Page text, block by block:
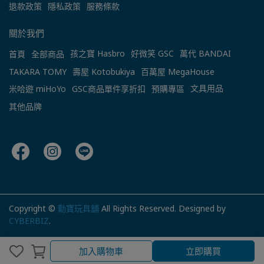
加入購物車 立即購買
退款政策 隱私政策 服務條款
關於我們
首頁 全部商品 孩之寶 Hasbro 好微笑 GSC
萬代 BANDAI
TAKARA TOMY 壽屋 Kotobukiya
百萬屋 MegaHouse
米哈遊 miHoYo GSC商品單件享折扣 預購專區 文具用品
其他品牌
Copyright © 勳寶玩具舖 All Rights Reserved. Designed by
CYBERBIZ.